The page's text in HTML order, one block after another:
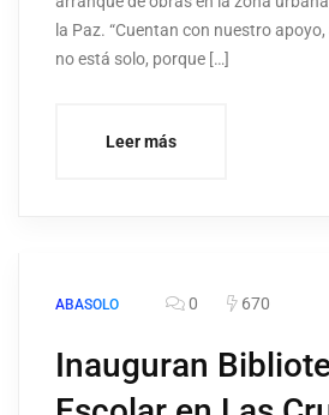
la Paz. “Cuentan con nuestro
no está solo, porque […]
Leer más
ABASOLO 0 670
Inauguran